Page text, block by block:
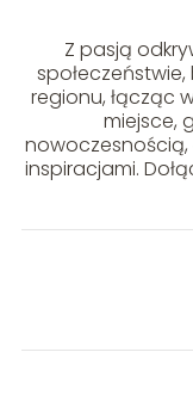
Z pasją
regionu, łącząc
miejsce,
nowoczesnością,
inspiracjami.